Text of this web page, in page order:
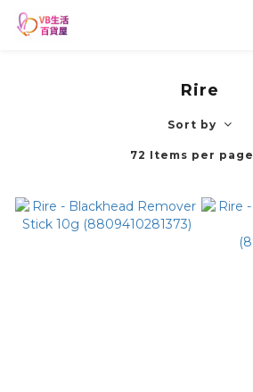
Rire
Sort by
72 Items per page